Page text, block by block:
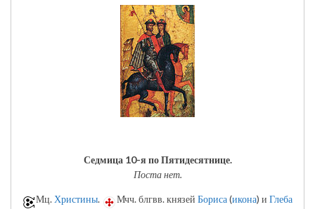
Седмица 10-я по Пятидесятнице.
Поста нет.
Мц. Христины. Мчч. блгвв. князей Бориса(икона) и Глеба